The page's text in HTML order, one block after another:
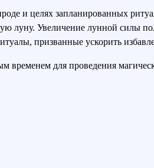
и целях запланированных
луну. Увеличение лунной силы
призванные ускорить
временем для проведения